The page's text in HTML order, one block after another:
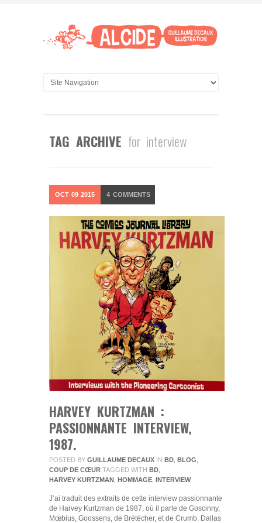
TAG ARCHIVE for interview
OCT 09 2015 4 COMMENTS
HARVEY KURTZMAN :
PASSIONNANTE INTERVIEW,
1987.
POSTED BY GUILLAUME DECAUX IN BD BLOG
COUP DE CŒUR TAGGED WITH BD
HARVEY KURTZMAN HOMMAGE INTERVIEW
J’ai traduit des extraits de cette interview passionnante
de Harvey Kurtzman de 1987, où il parle de Goscinny,
Mœbius, Goossens, de Brétécher, et de Crumb. Dallas